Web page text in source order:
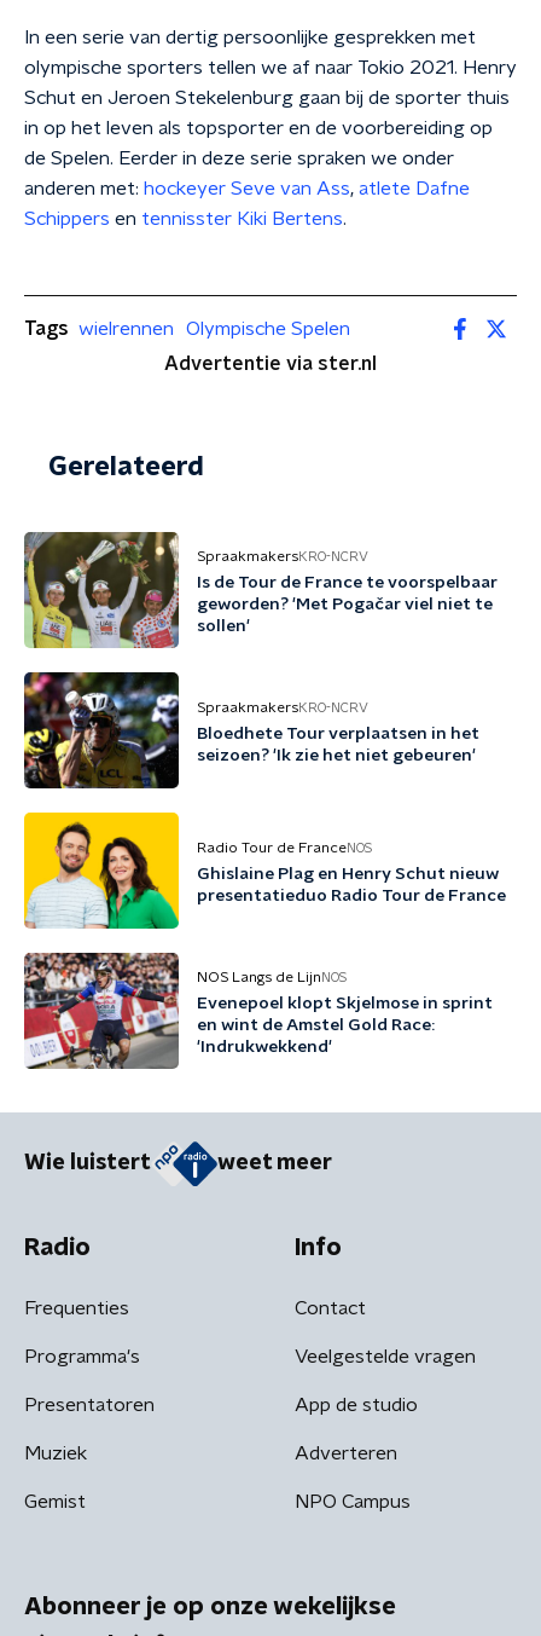
In een serie van dertig persoonlijke gesprekken met
olympische sporters tellen we af naar Tokio 2021. Henry
Schut en Jeroen Stekelenburg gaan bij de sporter thuis
in op het leven als topsporter en de voorbereiding op
de Spelen. Eerder in deze serie spraken we onder
anderen met: hockeyer Seve van Ass, atlete Dafne
Schippers en tennisster Kiki Bertens.
Tags wielrennen
Olympische Spelen
Advertentie via ster.nl
Gerelateerd
SpraakmakersKRO-NCRV
Is de Tour de France te voorspelbaar
geworden? 'Met Pogačar viel niet te
sollen'
SpraakmakersKRO-NCRV
Bloedhete Tour verplaatsen in het
seizoen? 'Ik zie het niet gebeuren'
Radio Tour de FranceNOS
Ghislaine Plag en Henry Schut nieuw
presentatieduo Radio Tour de France
NOS Langs de Lijn NOS
Evenepoel klopt Skjelmose in sprint
en wint de Amstel Gold Race:
'Indrukwekkend'
Wie luistert weet meer
Radio
Frequenties
Programma's
Presentatoren
Muziek
Gemist
Info
Contact
Veelgestelde vragen
App de studio
Adverteren
NPO Campus
Abonneer je op onze wekelijkse